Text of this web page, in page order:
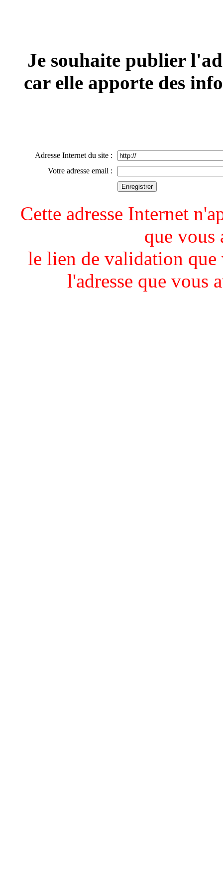
Je souhaite publier
car elle apporte des
Adresse Internet du site :
Votre adresse email :
Cette adresse Internet
que vous
le lien de validation que
l'adresse que vous